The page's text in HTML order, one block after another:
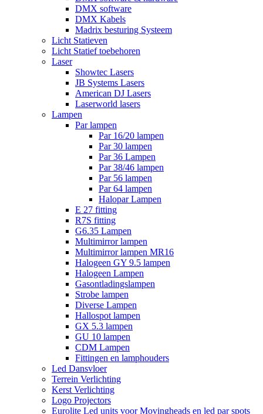
DMX software
DMX Kabels
Madrix besturing Systeem
Licht Statieven
Licht Statief toebehoren
Laser
Showtec Lasers
JB Systems Lasers
American DJ Lasers
Laserworld lasers
Lampen
Par lampen
Par 16/20 lampen
Par 30 lampen
Par 36 Lampen
Par 38/46 lampen
Par 56 lampen
Par 64 lampen
Halopar Lampen
E 27 fitting
R7S fitting
G6.35 Lampen
Multimirror lampen
Multimirror lampen MR16
Halogeen GY 9.5 lampen
Halogeen Lampen
Gasontladingslampen
Strobe lampen
Diverse Lampen
Hallospot lampen
GX 5.3 lampen
GU 10 lampen
CDM Lampen
Fittingen en lamphouders
Led Dansvloer
Terrein Verlichting
Kerst Verlichting
Logo Projectors
Eurolite Led units voor Movingheads en led par spots